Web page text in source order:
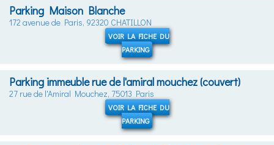
Parking Maison Blanche
172 avenue de Paris, 92320 CHATILLON
VOIR LA FICHE DU
PARKING
Parking immeuble rue de l'amiral mouchez (couvert)
27 rue de l'Amiral Mouchez, 75013 Paris
VOIR LA FICHE DU
PARKING